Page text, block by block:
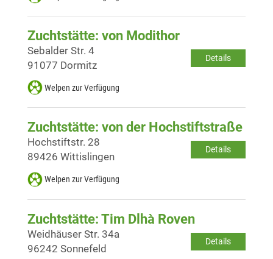
Zuchtstätte: von Modithor
Details
Sebalder Str. 4
91077 Dormitz
Welpen zur Verfügung
Zuchtstätte: von der Hochstiftstraße
Details
Hochstiftstr. 28
89426 Wittislingen
Welpen zur Verfügung
Zuchtstätte: Tim Dlhà Roven
Details
Weidhäuser Str. 34a
96242 Sonnefeld